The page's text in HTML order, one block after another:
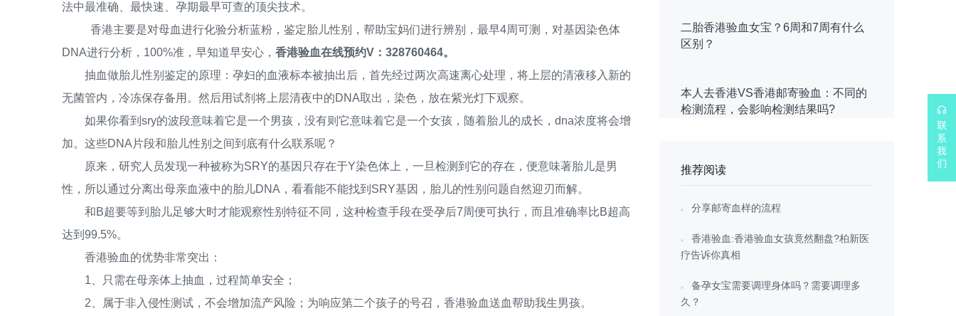
法中最准确、最快速、孕期最早可查的顶尖技术。
香港主要是对母血进行化验分析蓝粉，鉴定胎儿性别，帮助宝妈们进行辨别，最早4周可测，对基因染色体
DNA进行分析，100%准，早知道早安心， 香港验血在线预约V：328760464。
抽血做胎儿性别鉴定的原理：孕妇的血液标本被抽出后，首先经过两次高速离心处理，将上层的清液移入新的
无菌管内，冷冻保存备用。然后用试剂将上层清夜中的DNA取出，染色，放在紫光灯下观察。
如果你看到sry的波段意味着它是一个男孩，没有则它意味着它是一个女孩，随着胎儿的成长，dna浓度将会增
加。这些DNA片段和胎儿性别之间到底有什么联系呢？
原来，研究人员发现一种被称为SRY的基因只存在于Y染色体上，一旦检测到它的存在，便意味著胎儿是男
性，所以通过分离出母亲血液中的胎儿DNA，看看能不能找到SRY基因，胎儿的性别问题自然迎刃而解。
和B超要等到胎儿足够大时才能观察性别特征不同，这种检查手段在受孕后7周便可执行，而且准确率比B超高
达到99.5%。
香港验血的优势非常突出：
1、只需在母亲体上抽血，过程简单安全；
2、属于非入侵性测试，不会增加流产风险；为响应第二个孩子的号召，香港验血送血帮助我生男孩。
二胎香港验血女宝？6周和7周有什么
区别？
本人去香港VS香港邮寄验血：不同的
检测流程，会影响检测结果吗?
推荐阅读
分享邮寄血样的流程
香港验血:香港验血女孩竟然翻盘?柏新医
疗告诉你真相
备孕女宝需要调理身体吗？需要调理多
久？